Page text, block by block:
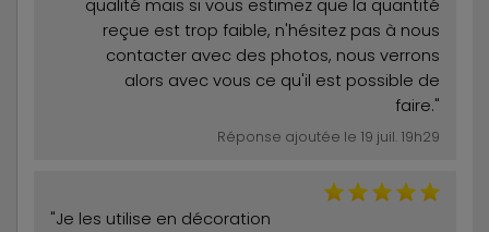
qualité mais si vous estimez que la quantité
reçue est trop faible, n'hésitez pas à nous
contacter avec des photos, nous verrons
alors avec vous ce qu'il est possible de
faire."
Réponse ajoutée le 19 juil. 19h29
"Je les utilise en décoration